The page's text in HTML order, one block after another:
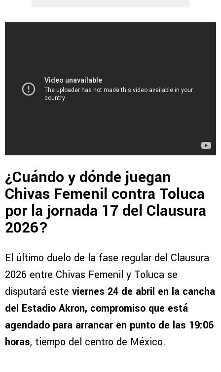
¿Cuándo y dónde juegan
Chivas Femenil contra Toluca
por la jornada 17 del Clausura
2026?
El último duelo de la fase regular del Clausura
2026 entre Chivas Femenil y Toluca se
disputará este viernes 24 de abril en la cancha
del Estadio Akron, compromiso que está
agendado para arrancar en punto de las 19:06
horas, tiempo del centro de México.